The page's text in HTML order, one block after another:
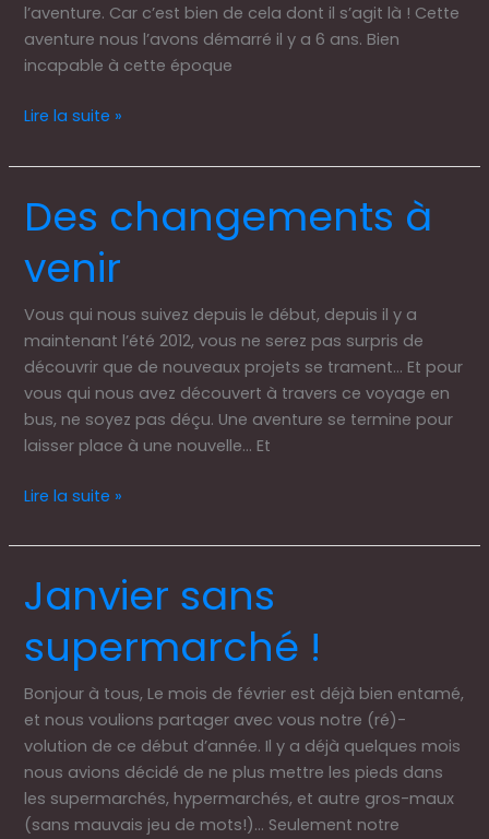
l’aventure. Car c’est bien de cela dont il s’agit là ! Cette
aventure nous l’avons démarré il y a 6 ans. Bien
incapable à cette époque
Lire la suite »
Des changements à
venir
Vous qui nous suivez depuis le début, depuis il y a
maintenant l’été 2012, vous ne serez pas surpris de
découvrir que de nouveaux projets se trament… Et pour
vous qui nous avez découvert à travers ce voyage en
bus, ne soyez pas déçu. Une aventure se termine pour
laisser place à une nouvelle… Et
Des
changements
à
venir
Lire la suite »
Janvier sans
supermarché !
Bonjour à tous, Le mois de février est déjà bien entamé,
et nous voulions partager avec vous notre (ré)-
volution de ce début d’année. Il y a déjà quelques mois
nous avions décidé de ne plus mettre les pieds dans
les supermarchés, hypermarchés, et autre gros-maux
(sans mauvais jeu de mots!)… Seulement notre
Janvier
sans
supermarché
!